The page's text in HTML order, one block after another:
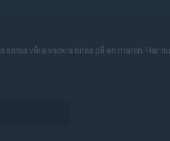
satsa våra vackra bites på en match. Har